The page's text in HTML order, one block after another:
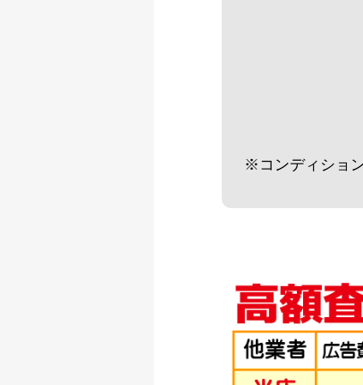
ダイワ 荒法
ダイワ 荒法
釣具買取クー
シマノ へら竿
釣具買取クー
シマノ へら竿
釣具買取クー
※コンディショ